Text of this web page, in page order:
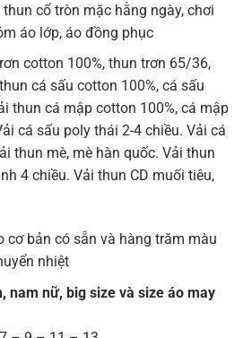
cổ tròn mặc hằng ngày, chơi
áo lớp, áo đồng phục
cotton 100%, thun trơn 65/36,
cá sấu cotton 100%, cá sấu
thun cá mập cotton 100%, cá mập
cá sấu poly thái 2-4 chiều. Vải cá
thun mè, mè hàn quốc. Vải thun
4 chiều. Vải thun CD muối tiêu,
cơ bản có sẵn và hàng trăm màu
nhiệt
nam nữ, big size và size áo may